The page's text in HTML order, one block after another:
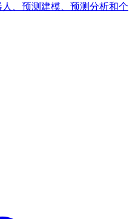
、预测建模、预测分析和个